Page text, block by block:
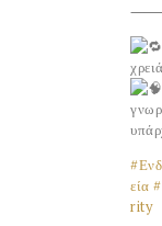
εία
rity